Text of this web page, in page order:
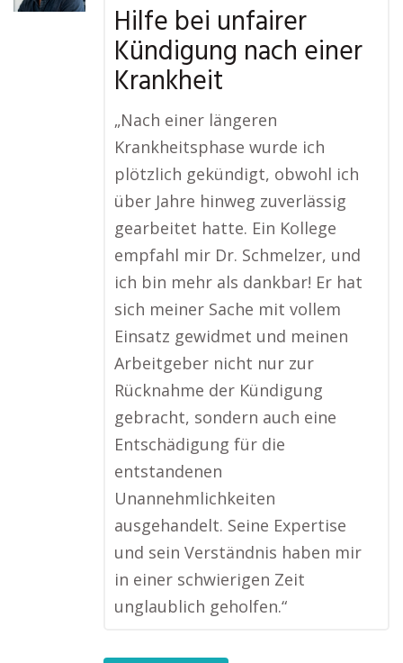
Hilfe bei unfairer
Kündigung nach einer
Krankheit
„Nach einer längeren
Krankheitsphase wurde ich
plötzlich gekündigt, obwohl ich
über Jahre hinweg zuverlässig
gearbeitet hatte. Ein Kollege
empfahl mir Dr. Schmelzer, und
ich bin mehr als dankbar! Er hat
sich meiner Sache mit vollem
Einsatz gewidmet und meinen
Arbeitgeber nicht nur zur
Rücknahme der Kündigung
gebracht, sondern auch eine
Entschädigung für die
entstandenen
Unannehmlichkeiten
ausgehandelt. Seine Expertise
und sein Verständnis haben mir
in einer schwierigen Zeit
unglaublich geholfen.“